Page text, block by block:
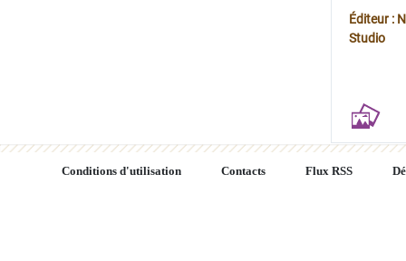
Éditeur :
Studio
Conditions d'utilisation Contacts Flux RSS